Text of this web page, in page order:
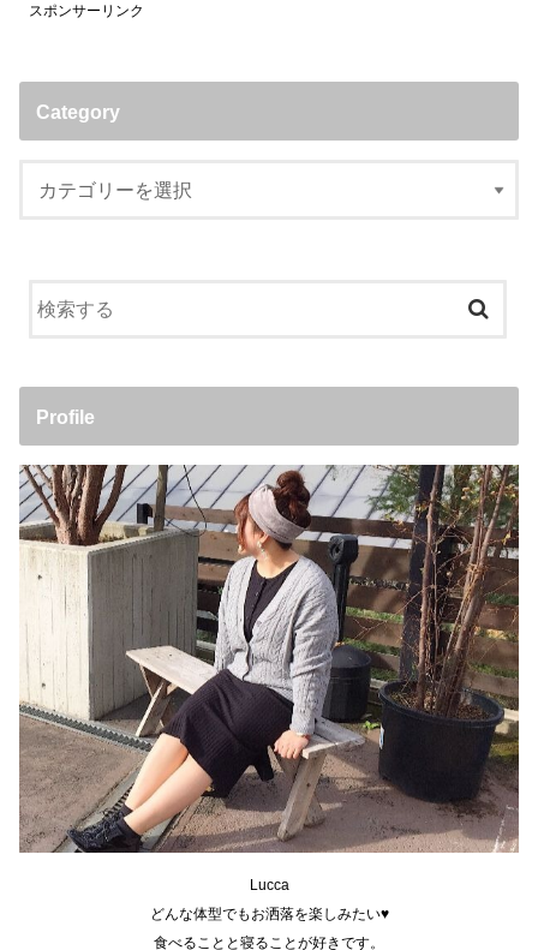
スポンサーリンク
Category
Profile
Lucca
どんな体型でもお洒落を楽しみたい♥
食べることと寝ることが好きです。